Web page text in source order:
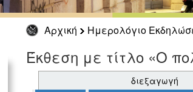
Αρχική Ημερολόγιο
Έκθεση με τίτλο «Ο
διεξαγωγή